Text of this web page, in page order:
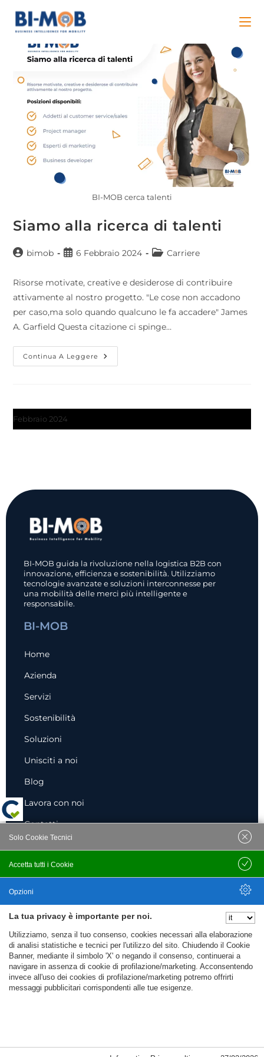
BI-MOB cerca talenti
Siamo alla ricerca di talenti
bimob 6 Febbraio 2024 Carriere
Risorse motivate, creative e desiderose di contribuire
attivamente al nostro progetto. "Le cose non accadono
per caso,ma solo quando qualcuno le fa accadere" James
A. Garfield Questa citazione ci spinge…
Continua A Leggere
Febbraio 2024
BI-MOB guida la rivoluzione nella logistica B2B con
innovazione, efficienza e sostenibilità. Utilizziamo
tecnologie avanzate e soluzioni interconnesse per
una mobilità delle merci più intelligente e
responsabile.
BI-MOB
Home
Azienda
Servizi
Sostenibilità
Soluzioni
Unisciti a noi
Blog
Lavora con noi
Contatti
INFORMATIVE
I NOSTRI SOCIAL
La tua privacy è importante per noi.
Utilizziamo, senza il tuo consenso, cookies necessari alla elaborazione
di analisi statistiche e tecnici per l'utilizzo del sito. Chiudendo il Cookie
Banner, mediante il simbolo 'X' o negando il consenso, continuerai a
navigare in assenza di cookie di profilazione/marketing. Acconsentendo
invece all'uso dei cookies di profilazione/marketing potremo offrirti
messaggi pubblicitari corrispondenti alle tue esigenze.
Accetta tutti i Cookie
Solo Cookie Tecnici
Salva
Opzioni
Nascondi Opzioni